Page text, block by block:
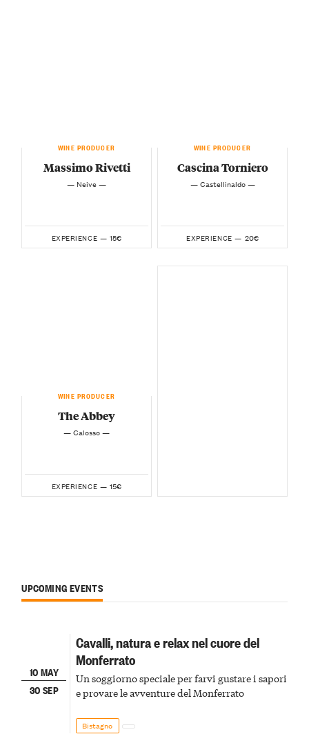
WINE PRODUCER
Massimo Rivetti
— Neive —
EXPERIENCE — 15€
WINE PRODUCER
Cascina Torniero
— Castellinaldo —
EXPERIENCE — 20€
WINE PRODUCER
The Abbey
— Calosso —
EXPERIENCE — 15€
UPCOMING EVENTS
10 MAY
30 SEP
Cavalli, natura e relax nel cuore del
Monferrato
Un soggiorno speciale per farvi gustare i sapori
e provare le avventure del Monferrato
Bistagno